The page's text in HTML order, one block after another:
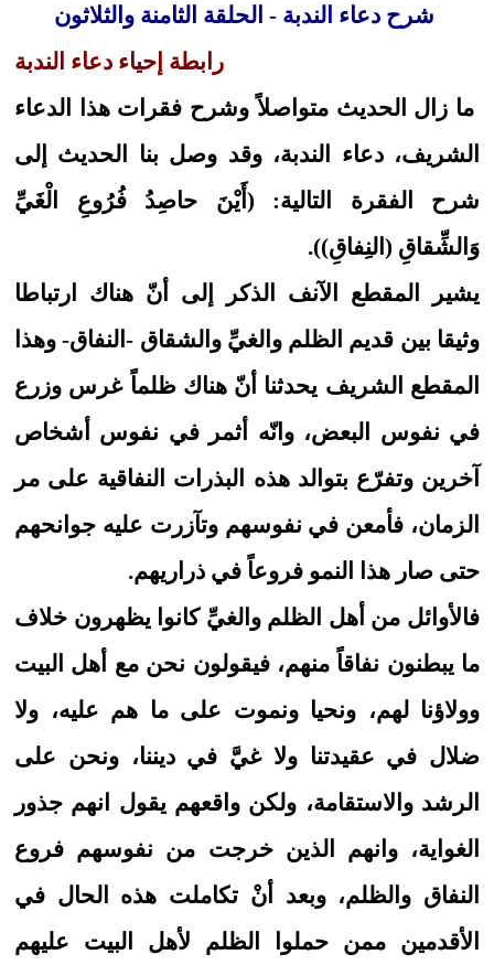
شرح دعاء الندبة - الحلقة الثامنة والثلاثون
رابطة إحياء دعاء الندبة
ما زال الحديث متواصلاً وشرح فقرات هذا الدعاء
الشريف، دعاء الندبة، وقد وصل بنا الحديث إلى
شرح الفقرة التالية: (أَيْنَ حاصِدُ فُرُوعِ الْغَيِّ
وَالشِّقاقِ (النِفاقِ)).
يشير المقطع الآنف الذكر إلى أنّ هناك ارتباطا
وثيقا بين قديم الظلم والغيِّ والشقاق -النفاق- وهذا
المقطع الشريف يحدثنا أنّ هناك ظلماً غرس وزرع
في نفوس البعض، وانّه أثمر في نفوس أشخاص
آخرين وتفرّع بتوالد هذه البذرات النفاقية على مر
الزمان، فأمعن في نفوسهم وتآزرت عليه جوانحهم
حتى صار هذا النمو فروعاً في ذراريهم.
فالأوائل من أهل الظلم والغيِّ كانوا يظهرون خلاف
ما يبطنون نفاقاً منهم، فيقولون نحن مع أهل البيت
وولاؤنا لهم، ونحيا ونموت على ما هم عليه، ولا
ضلال في عقيدتنا ولا غيَّ في ديننا، ونحن على
الرشد والاستقامة، ولكن واقعهم يقول انهم جذور
الغواية، وانهم الذين خرجت من نفوسهم فروع
النفاق والظلم، وبعد أنْ تكاملت هذه الحال في
الأقدمين ممن حملوا الظلم لأهل البيت عليهم